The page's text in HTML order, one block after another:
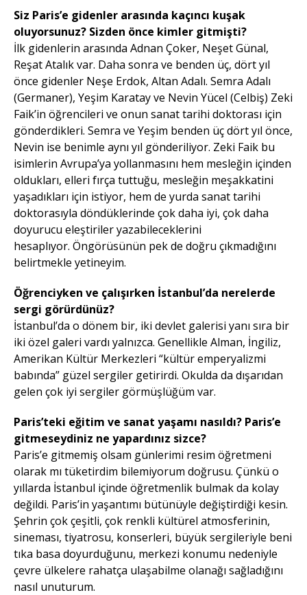
Siz Paris’e gidenler arasında kaçıncı kuşak
oluyorsunuz? Sizden önce kimler gitmişti?
İlk gidenlerin arasında Adnan Çoker, Neşet Günal,
Reşat Atalık var. Daha sonra ve benden üç, dört yıl
önce gidenler Neşe Erdok, Altan Adalı. Semra Adalı
(Germaner), Yeşim Karatay ve Nevin Yücel (Celbiş) Zeki
Faik’in öğrencileri ve onun sanat tarihi doktorası için
gönderdikleri. Semra ve Yeşim benden üç dört yıl önce,
Nevin ise benimle aynı yıl gönderiliyor. Zeki Faik bu
isimlerin Avrupa’ya yollanmasını hem mesleğin içinden
oldukları, elleri fırça tuttuğu, mesleğin meşakkatini
yaşadıkları için istiyor, hem de yurda sanat tarihi
doktorasıyla döndüklerinde çok daha iyi, çok daha
doyurucu eleştiriler yazabileceklerini
hesaplıyor. Öngörüsünün pek de doğru çıkmadığını
belirtmekle yetineyim.
Öğrenciyken ve çalışırken İstanbul’da nerelerde
sergi görürdünüz?
İstanbul’da o dönem bir, iki devlet galerisi yanı sıra bir
iki özel galeri vardı yalnızca. Genellikle Alman, İngiliz,
Amerikan Kültür Merkezleri “kültür emperyalizmi
babında” güzel sergiler getirirdi. Okulda da dışarıdan
gelen çok iyi sergiler görmüşlüğüm var.
Paris’teki eğitim ve sanat yaşamı nasıldı? Paris’e
gitmeseydiniz ne yapardınız sizce?
Paris’e gitmemiş olsam günlerimi resim öğretmeni
olarak mı tüketirdim bilemiyorum doğrusu. Çünkü o
yıllarda İstanbul içinde öğretmenlik bulmak da kolay
değildi. Paris’in yaşantımı bütünüyle değiştirdiği kesin.
Şehrin çok çeşitli, çok renkli kültürel atmosferinin,
sineması, tiyatrosu, konserleri, büyük sergileriyle beni
tıka basa doyurduğunu, merkezi konumu nedeniyle
çevre ülkelere rahatça ulaşabilme olanağı sağladığını
nasıl unuturum.